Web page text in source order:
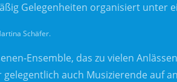
Gelegenheiten organisiert unter
Schäfer.
Ensemble, das zu vielen
auch Musizierende auf